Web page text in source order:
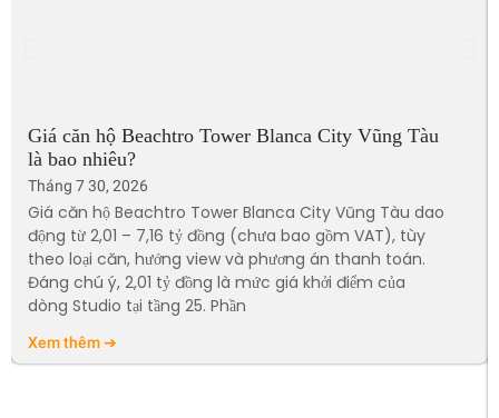
Giá căn hộ Beachtro Tower Blanca City Vũng Tàu
là bao nhiêu?
Tháng 7 30, 2026
Giá căn hộ Beachtro Tower Blanca City Vũng Tàu dao
động từ 2,01 – 7,16 tỷ đồng (chưa bao gồm VAT), tùy
theo loại căn, hướng view và phương án thanh toán.
Đáng chú ý, 2,01 tỷ đồng là mức giá khởi điểm của
dòng Studio tại tầng 25. Phần
Xem thêm ➔